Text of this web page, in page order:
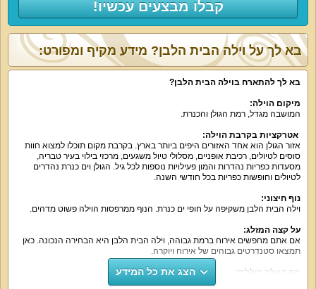
קבלו מבצעים עכשיו!
בא לך על וילה הבית הלבן? מידע מקיף ומפורט:
בא לך להתארח בוילה הבית הלבן?
מיקום הוילה:
המושבה מגדל, רמת הגולן והכנרת.
אטרקציות בקרבת הוילה:
אזור הגולן הוא אחד האזורים היפים ביותר בארץ. בקרבת מקום תוכלו למצוא חוות
סוסים לטיולים, רכיבת אופניים, מסלולי טיול משגעים, מרכזי בילוי בעיר טבריה,
מסעדות כפריות נהדרות והמון פעילויות נוספות לכל גיל. הגולן וים כנרת נהדרים
לטיולים וחופשות כפריות בכל חודשי השנה.
נוף חיצוני:
וילה הבית הלבן משקיפה על חופי ים כנרת. הנוף ממרפסות הוילה פשוט מדהים.
על קצה המזלג:
אם אתם מחפשים אירוח ברמת גבוהה, וילה הבית הלבן היא הבחירה הנכונה. כאן
תמצאו סטנדרטים גבוהים של אירוח ויוקרה.
מה הוילה כוללת:
ומאוד יפים. בכל חדר מיטה זוגית, כיל
הצג את כל המידע